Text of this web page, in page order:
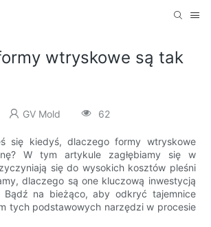
wtryskowe są tak
GV Mold 62
się kiedyś, dlaczego formy wtryskowe
W tym artykule zagłębiamy się w
się do wysokich kosztów pleśni
dlaczego są one kluczową inwestycją
Bądź na bieżąco, aby odkryć tajemnice
tych podstawowych narzędzi w procesie